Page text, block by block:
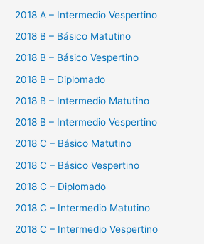
2018 A – Intermedio Vespertino
2018 B – Básico Matutino
2018 B – Básico Vespertino
2018 B – Diplomado
2018 B – Intermedio Matutino
2018 B – Intermedio Vespertino
2018 C – Básico Matutino
2018 C – Básico Vespertino
2018 C – Diplomado
2018 C – Intermedio Matutino
2018 C – Intermedio Vespertino